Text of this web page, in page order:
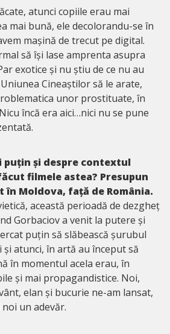
atunci copiile erau mai
mai bună, ele decolorandu-se în
mașină de trecut pe digital.
să își lase amprenta asupra
exotice și nu știu de ce nu au
Cineaștilor să le arate,
unor prostituate, în
încă era aici…nici nu se pune
puțin și despre contextul
filmele astea? Presupun
Moldova, față de România.
această perioadă de dezgheț
Gorbaciov a venit la putere și
puțin să slăbească șurubul
atunci, în artă au început să
în momentul acela erau, în
și mai propagandistice. Noi,
elan și bucurie ne-am lansat,
un adevăr.